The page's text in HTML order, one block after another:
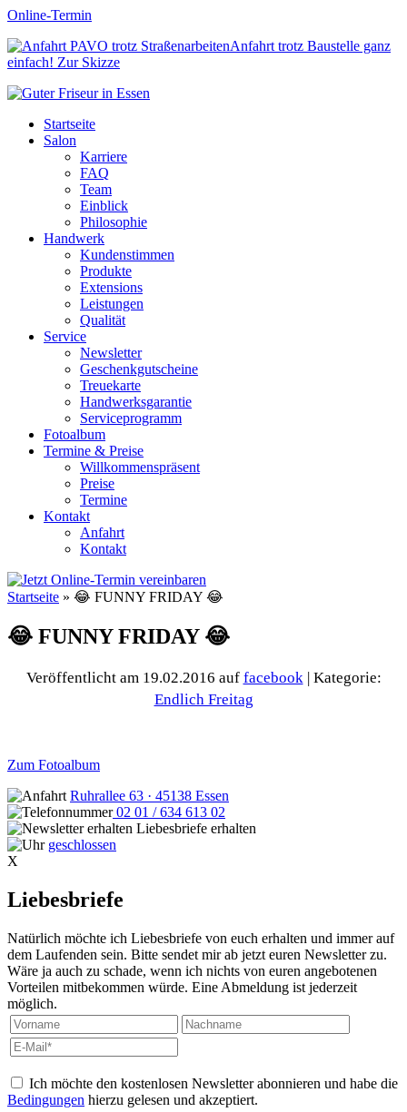
Online-Termin
Anfahrt trotz Baustelle ganz
einfach! Zur Skizze
Startseite
Salon
Karriere
FAQ
Team
Einblick
Philosophie
Handwerk
Kundenstimmen
Produkte
Extensions
Leistungen
Qualität
Service
Newsletter
Geschenkgutscheine
Treuekarte
Handwerksgarantie
Serviceprogramm
Fotoalbum
Termine & Preise
Willkommenspräsent
Preise
Termine
Kontakt
Anfahrt
Kontakt
Startseite » 😂 FUNNY FRIDAY 😂
😂 FUNNY FRIDAY 😂
Veröffentlicht am 19.02.2016 auf facebook | Kategorie:
Endlich Freitag
Zum Fotoalbum
Ruhrallee 63 · 45138 Essen
02 01 / 634 613 02
Liebesbriefe erhalten
geschlossen
X
Liebesbriefe
Natürlich möchte ich Liebesbriefe von euch erhalten und immer auf
dem Laufenden sein. Bitte sendet mir ab jetzt euren Newsletter zu.
Wäre ja auch zu schade, wenn ich nichts von euren angebotenen
Vorteilen mitbekommen würde. Eine Abmeldung ist jederzeit
möglich.
Ich möchte den kostenlosen Newsletter abonnieren und habe die
Bedingungen hierzu gelesen und akzeptiert.